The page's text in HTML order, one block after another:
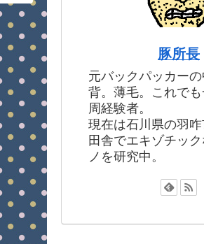
豚所長
元バックパッカー
背。薄毛。これで
周経験者。
現在は石川県の羽
田舎でエキゾチッ
ノを研究中。